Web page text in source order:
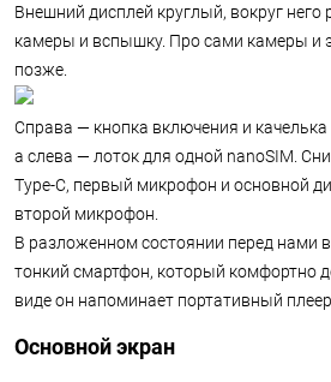
Внешний дисплей круглый, вокруг
камеры и вспышку. Про сами камеры и
позже.
Справа — кнопка включения и качелька
а слева — лоток для одной nanoSIM.
Type-C, первый микрофон и основной
второй микрофон.
В разложенном состоянии перед нами
тонкий смартфон, который комфортно
виде он напоминает портативный плеер.
Основной экран